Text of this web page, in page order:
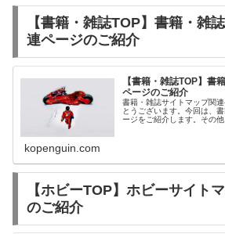
【書籍・雑誌TOP】書籍・雑
連ページのご紹介
【書籍・雑誌TOP】書
ページのご紹介
書籍・雑誌サイトマップ関
とうございます。今回は、
ージをご紹介します。その
kopenguin.com
【ホビーTOP】ホビーサイト
のご紹介